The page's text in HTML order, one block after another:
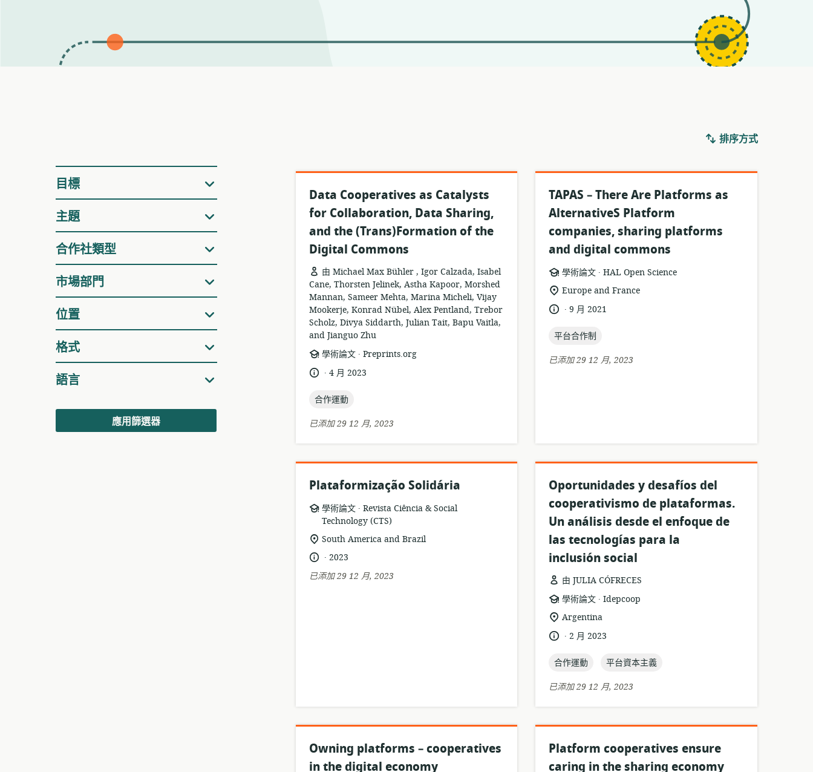
篩
選
器
目標
主題
合作社類型
市場部門
位置
格式
語言
應用篩選器
排序方式
Data Cooperatives as Catalysts
for Collaboration, Data Sharing,
and the (Trans)Formation of the
Digital Commons
由 Michael Max Bühler , Igor Calzada, Isabel
Cane, Thorsten Jelinek, Astha Kapoor, Morshed
Mannan, Sameer Mehta, Marina Micheli, Vijay
Mookerje, Konrad Nübel, Alex Pentland, Trebor
Scholz, Divya Siddarth, Julian Tait, Bapu Vaitla,
and Jianguo Zhu
資
式:
學術論文 .
發
布
Preprints.org
語
.
發
日
4 月 2023
topic:
合作運動
已添加 29 12 月, 2023
TAPAS – There Are Platforms as
AlternativeS Platform
companies, sharing platforms
and digital commons
資
源
式:
學術論文 .
發
布
HAL Open Science
相
置:
Europe and France
語
.
發
日
9 月 2021
topic:
平台合作制
已添加 29 12 月, 2023
Plataformização Solidária
資
源
格
學術論文 .
發
布
者:
Revista Ciência & Social
Technology (CTS)
相
關
置:
South America and Brazil
語
言:
.
發
布
2023
已添加 29 12 月, 2023
Oportunidades y desafíos del
cooperativismo de plataformas.
Un análisis desde el enfoque de
las tecnologías para la
inclusión social
由 JULIA CÓFRECES
資
源
式:
學術論文 .
發 Idepcoop
相
置:
Argentina
語
.
發
日
2 月 2023
topic:
合作運動 topic:
平台資本主義
已添加 29 12 月, 2023
Owning platforms – cooperatives
in the digital economy
Platform cooperatives ensure
caring in the sharing economy